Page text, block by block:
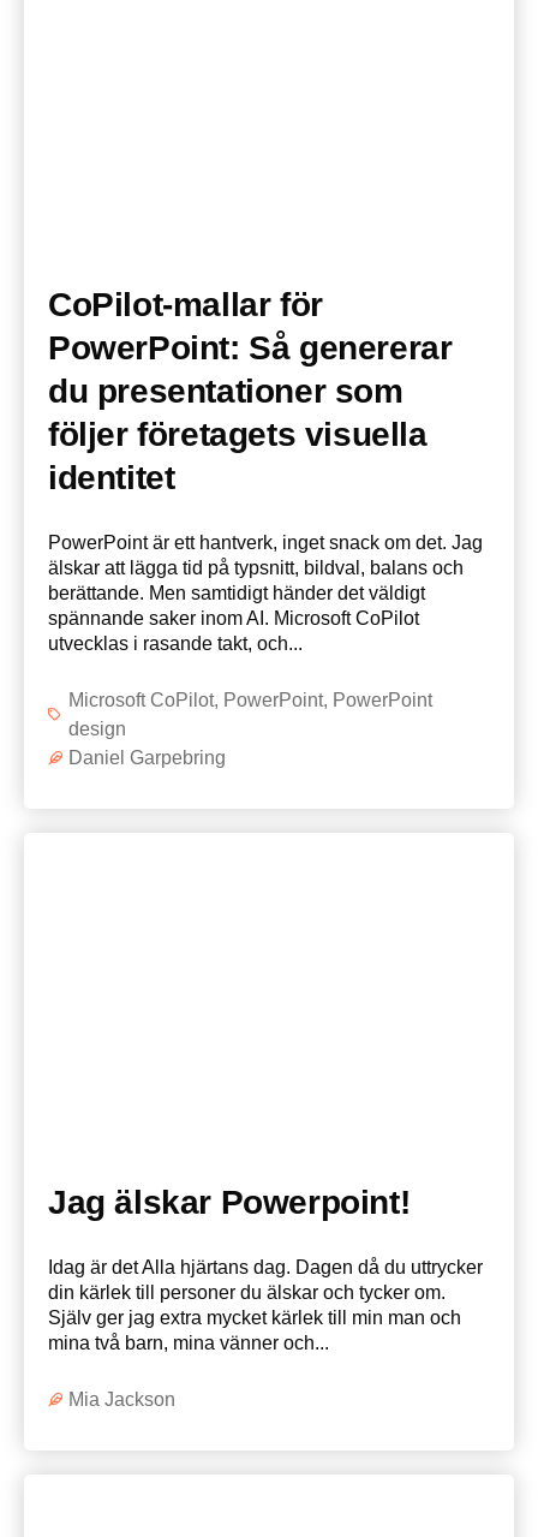
CoPilot-mallar för
PowerPoint: Så genererar
du presentationer som
följer företagets visuella
identitet
PowerPoint är ett hantverk, inget snack om det. Jag
älskar att lägga tid på typsnitt, bildval, balans och
berättande. Men samtidigt händer det väldigt
spännande saker inom AI. Microsoft CoPilot
utvecklas i rasande takt, och...
Microsoft CoPilot, PowerPoint, PowerPoint
design
Daniel Garpebring
Jag älskar Powerpoint!
Idag är det Alla hjärtans dag. Dagen då du uttrycker
din kärlek till personer du älskar och tycker om.
Själv ger jag extra mycket kärlek till min man och
mina två barn, mina vänner och...
Mia Jackson